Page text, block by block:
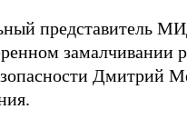
представитель
замалчивании
Дмитрий